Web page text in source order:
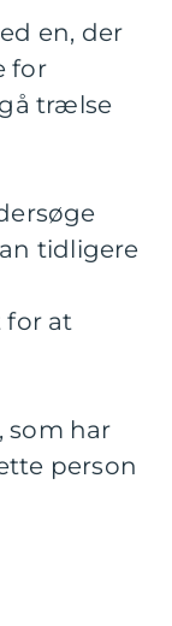
en, der
for
trælse
tidligere
for at
som har
person